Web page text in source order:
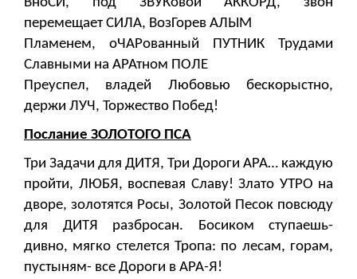
перемещает СИЛА, ВозГорев АЛЫМ
Пламенем, оЧАРованный ПУТНИК Трудами
Славными на АРАтном ПОЛЕ
Преуспел, владей Любовью бескорыстно,
держи ЛУЧ, Торжество Побед!
Послание ЗОЛОТОГО ПСА
Три Задачи для ДИТЯ, Три Дороги АРА… каждую
пройти, ЛЮБЯ, воспевая Славу! Злато УТРО на
дворе, золотятся Росы, Золотой Песок повсюду
для ДИТЯ разбросан. Босиком ступаешь-
дивно, мягко стелется Тропа: по лесам, горам,
пустыням- все Дороги в АРА-Я!